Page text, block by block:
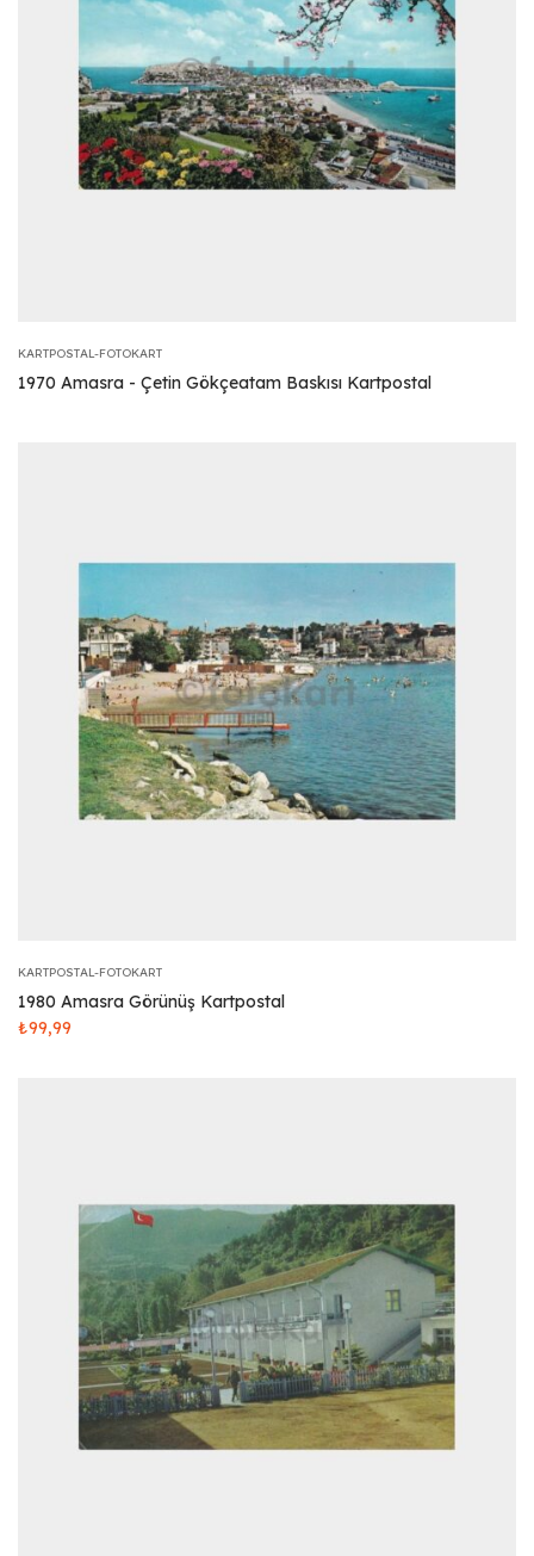
KARTPOSTAL-FOTOKART
1970 Amasra - Çetin Gökçeatam Baskısı Kartpostal
KARTPOSTAL-FOTOKART
1980 Amasra Görünüş Kartpostal
₺99,99